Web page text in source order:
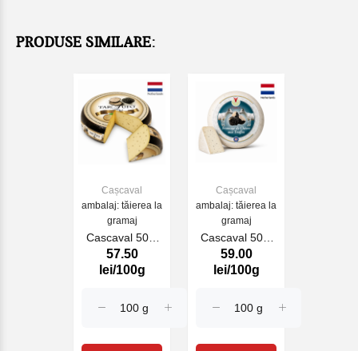
PRODUSE SIMILARE:
Cașcaval
ambalaj: tăierea la
gramaj
Cascaval 50%
Farm Tartufo
(070675)
57.50
lei/100g
Cașcaval
ambalaj: tăierea la
gramaj
Cascaval 50%
Goat Fianco
Truffle
59.00
lei/100g